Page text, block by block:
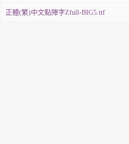
正體(繁)中文點陣字Zfull-BIG5.ttf